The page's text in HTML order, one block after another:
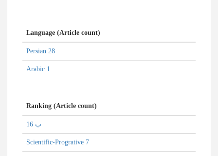
Language (Article count)
Persian 28
Arabic 1
Ranking (Article count)
ب 16
Scientific-Progrative 7